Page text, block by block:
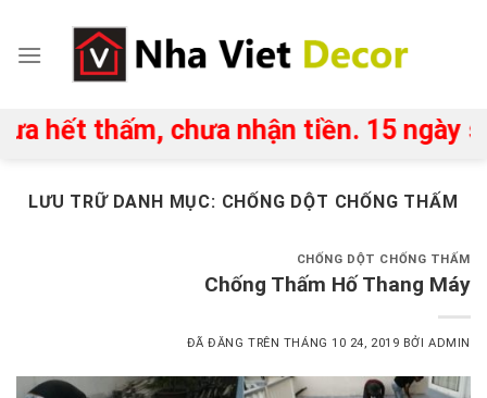
nội
thấm, chưa nhận tiền. 15 ngày sau
LƯU TRỮ DANH MỤC: CHỐNG DỘT CHỐNG THẤM
CHỐNG DỘT CHỐNG THẤM
Chống Thấm Hố Thang Máy
ĐÃ ĐĂNG TRÊN THÁNG 10 24, 2019 BỞIADMIN